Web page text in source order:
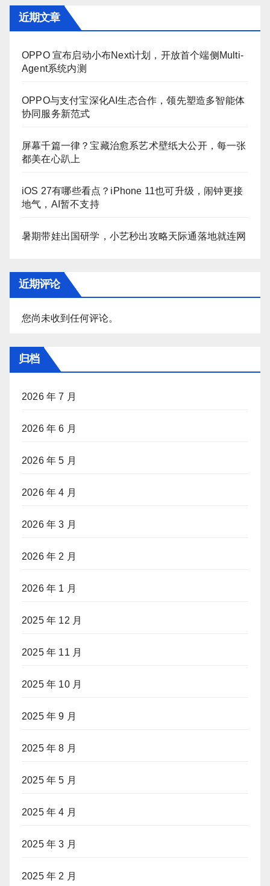
近期文章
OPPO 宣布启动小布Next计划，开放首个端侧Multi-
Agent系统内测
OPPO与支付宝深化AI生态合作，领先塑造多智能体
协同服务新范式
屏幕千篇一律？宝藏治愈系艺术壁纸大公开，每一张
都美在心趴上
iOS 27有哪些看点？iPhone 11也可升级，闹钟更接
地气，AI暂不支持
暑期带娃出国研学，小艺秒出攻略天际通落地就连网
近期评论
您尚未收到任何评论。
归档
2026 年 7 月
2026 年 6 月
2026 年 5 月
2026 年 4 月
2026 年 3 月
2026 年 2 月
2026 年 1 月
2025 年 12 月
2025 年 11 月
2025 年 10 月
2025 年 9 月
2025 年 8 月
2025 年 5 月
2025 年 4 月
2025 年 3 月
2025 年 2 月